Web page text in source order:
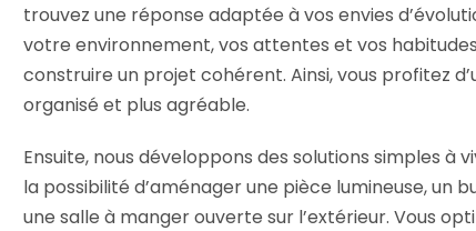
trouvez une réponse adaptée à vos envies
votre environnement, vos attentes et vos
construire un projet cohérent. Ainsi, vous profitez
organisé et plus agréable.
Ensuite, nous développons des solutions simples à
la possibilité d’aménager une pièce lumineuse, un
une salle à manger ouverte sur l’extérieur. Vous